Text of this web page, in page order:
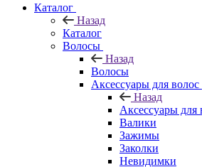
Каталог
Назад
Каталог
Волосы
Назад
Волосы
Аксессуары для волос
Назад
Аксессуары для
Валики
Зажимы
Заколки
Невидимки